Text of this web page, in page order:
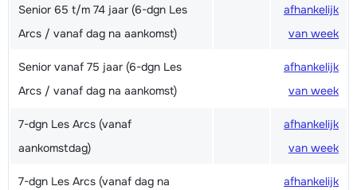
Senior 65 t/m 74 jaar (6-dgn Les
Arcs / vanaf dag na aankomst)
afhankelijk
van week
Senior vanaf 75 jaar (6-dgn Les
Arcs / vanaf dag na aankomst)
afhankelijk
van week
7-dgn Les Arcs (vanaf
aankomstdag)
afhankelijk
van week
7-dgn Les Arcs (vanaf dag na
afhankelijk